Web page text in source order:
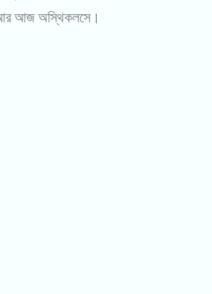
আর আজ অস্থিকলসে।